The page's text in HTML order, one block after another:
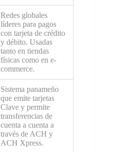
Redes globales
líderes para pagos
con tarjeta de crédito
y débito. Usadas
tanto en tiendas
físicas como en e-
commerce.
Sistema panameño
que emite tarjetas
Clave y permite
transferencias de
cuenta a cuenta a
través de ACH y
ACH Xpress.